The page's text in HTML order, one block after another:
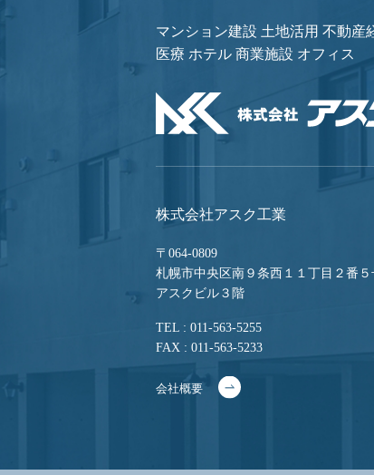
マンション建設 土地活用 不動産
医療 ホテル 商業施設 オフィス
株式会社アスク工業
〒064-0809
札幌市中央区南９条西１１丁目２番５
アスクビル３階
TEL : 011-563-5255
FAX : 011-563-5233
会社概要